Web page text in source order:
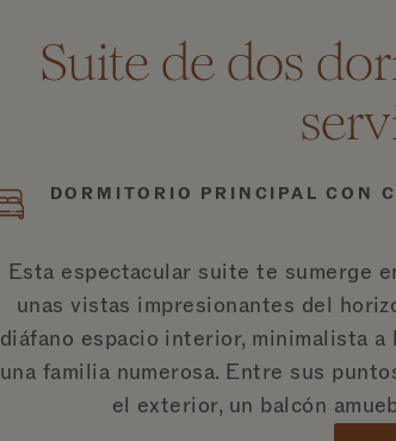
Suite de dos
DORMITORIO PRINCIPAL CON
Esta espectacular suite te sumerge
unas vistas impresionantes del
diáfano espacio interior, minimalista
una familia numerosa. Entre sus
el exterior, un balcón